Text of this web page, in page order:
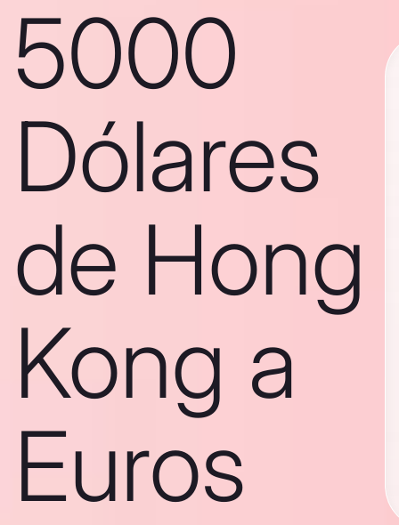
5000
Dólares
de Hong
Kong a
Euros